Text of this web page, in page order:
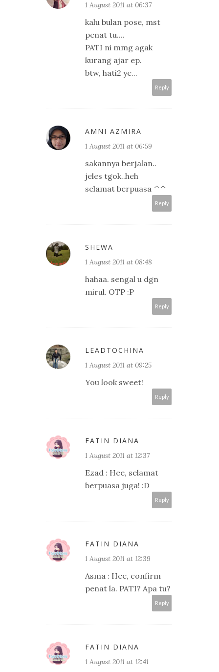
1 August 2011 at 06:37
kalu bulan pose, mst
penat tu....
PATI ni mmg agak
kurang ajar ep.
btw, hati2 ye...
Reply
AMNI AZMIRA
1 August 2011 at 06:59
sakannya berjalan..
jeles tgok..heh
selamat berpuasa ^^
Reply
SHEWA
1 August 2011 at 08:48
hahaa. sengal u dgn
mirul. OTP :P
Reply
LEADTOCHINA
1 August 2011 at 09:25
You look sweet!
Reply
FATIN DIANA
1 August 2011 at 12:37
Ezad : Hee, selamat
berpuasa juga! :D
Reply
FATIN DIANA
1 August 2011 at 12:39
Asma : Hee, confirm
penat la. PATI? Apa tu?
Reply
FATIN DIANA
1 August 2011 at 12:41